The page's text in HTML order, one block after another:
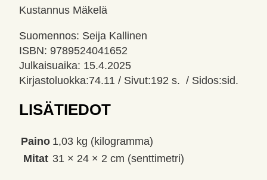
Kustannus Mäkelä
Suomennos: Seija Kallinen
ISBN: 9789524041652
Julkaisuaika: 15.4.2025
Kirjastoluokka:74.11 / Sivut:192 s. / Sidos:sid.
LISÄTIEDOT
Paino 1,03 kg (kilogramma)
Mitat 31 × 24 × 2 cm (senttimetri)